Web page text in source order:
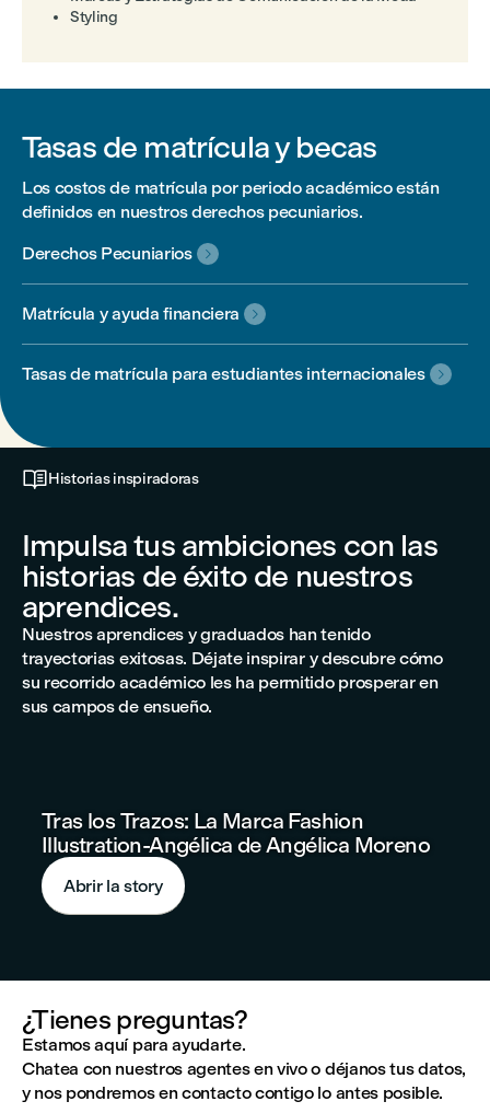
Styling
Tasas de matrícula y becas
Los costos de matrícula por periodo académico están
definidos en nuestros derechos pecuniarios.
Derechos Pecuniarios

Matrícula y ayuda financiera 
Tasas de matrícula para estudiantes internacionales 
Historias inspiradoras
Impulsa tus ambiciones con las
historias de éxito de nuestros
aprendices.
Nuestros aprendices y graduados han tenido
trayectorias exitosas. Déjate inspirar y descubre cómo
su recorrido académico les ha permitido prosperar en
sus campos de ensueño.
Tras los Trazos: La Marca Fashion
Illustration-Angélica de Angélica Moreno
Abrir la story
¿Tienes preguntas?
Estamos aquí para ayudarte.
Chatea con nuestros agentes en vivo o déjanos tus datos,
y nos pondremos en contacto contigo lo antes posible.